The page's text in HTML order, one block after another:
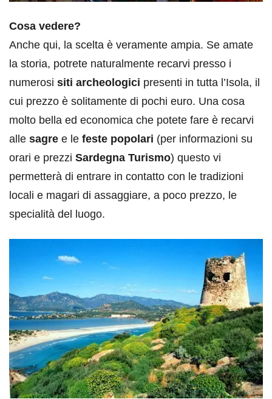
Cosa vedere?
Anche qui, la scelta è veramente ampia. Se amate
la storia, potrete naturalmente recarvi presso i
numerosi siti archeologici presenti in tutta l’Isola, il
cui prezzo è solitamente di pochi euro. Una cosa
molto bella ed economica che potete fare è recarvi
alle sagre e le feste popolari (per informazioni su
orari e prezzi Sardegna Turismo) questo vi
permetterà di entrare in contatto con le tradizioni
locali e magari di assaggiare, a poco prezzo, le
specialità del luogo.